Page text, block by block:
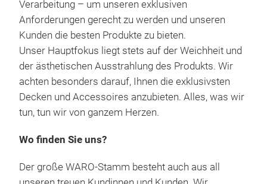
Verarbeitung – um unseren exklusiven
Anforderungen gerecht zu werden und unseren
Kunden die besten Produkte zu bieten.
Unser Hauptfokus liegt stets auf der Weichheit und
der ästhetischen Ausstrahlung des Produkts. Wir
achten besonders darauf, Ihnen die exklusivsten
Decken und Accessoires anzubieten. Alles, was wir
tun, tun wir von ganzem Herzen.
Wo finden Sie uns?
Der große WARO-Stamm besteht auch aus all